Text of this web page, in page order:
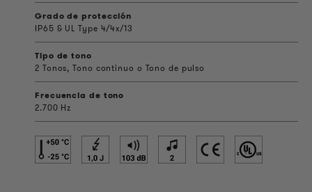
Grado de protección
IP65 & UL Type 4/4x/13
Tipo de tono
2 Tonos, Tono continuo o Tono de pulso
Frecuencia de tono
2.700 Hz